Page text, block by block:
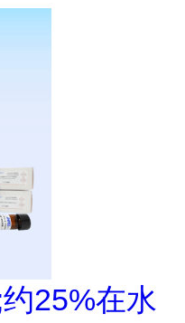
25%在水